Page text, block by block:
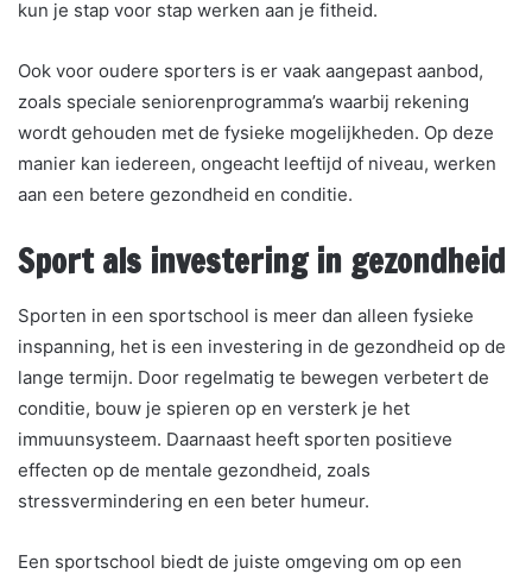
kun je stap voor stap werken aan je fitheid.
Ook voor oudere sporters is er vaak aangepast aanbod,
zoals speciale seniorenprogramma’s waarbij rekening
wordt gehouden met de fysieke mogelijkheden. Op deze
manier kan iedereen, ongeacht leeftijd of niveau, werken
aan een betere gezondheid en conditie.
Sport als investering in gezondheid
Sporten in een sportschool is meer dan alleen fysieke
inspanning, het is een investering in de gezondheid op de
lange termijn. Door regelmatig te bewegen verbetert de
conditie, bouw je spieren op en versterk je het
immuunsysteem. Daarnaast heeft sporten positieve
effecten op de mentale gezondheid, zoals
stressvermindering en een beter humeur.
Een sportschool biedt de juiste omgeving om op een